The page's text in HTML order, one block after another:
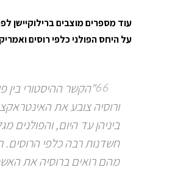
עוד מספרים מוצבים ברילוקיישן
על היחס הפולני כלפי רוסים
"הקשר ההיסטורי בין
ורוסיה צובע את
ביניהן עד היום, והפולנים
חשדנות רבה כלפי הרוסים.
מהם רואים ברוסיה את